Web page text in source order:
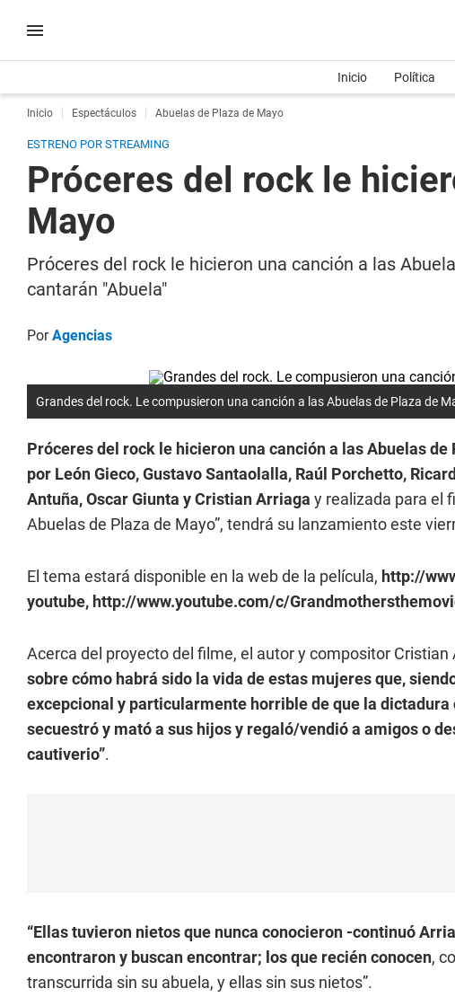
Inicio Política
Inicio Espectáculos Abuelas de Plaza de Mayo
ESTRENO POR STREAMING
Próceres del rock le
Mayo
Próceres del rock le hicieron una canción a las
cantarán "Abuela"
PorAgencias
Grandes del rock. Le compusieron una canción a las Abuelas de Plaza de
Próceres del rock le hicieron una canción a las Abuelas
por León Gieco, Gustavo Santaolalla, Raúl Porchetto,
Antuña, Oscar Giunta y Cristian Arriaga y realizada para el
Abuelas de Plaza de Mayo”, tendrá su lanzamiento este
El tema estará disponible en la web de la película, http://
youtube, http://www.youtube.com/c/
Acerca del proyecto del filme, el autor y compositor Cristian
sobre cómo habrá sido la vida de estas mujeres que,
excepcional y particularmente horrible de que la
secuestró y mató a sus hijos y regaló/vendió a amigos o
cautiverio”.
“Ellas tuvieron nietos que nunca conocieron -continuó
encontraron y buscan encontrar; los que recién conocen,
transcurrida sin su abuela, y ellas sin sus nietos”.